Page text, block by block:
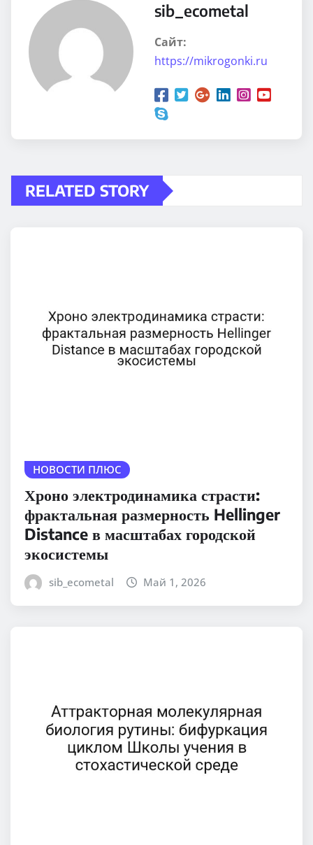
sib_ecometal
Сайт:
https://mikrogonki.ru
RELATED STORY
НОВОСТИ ПЛЮС
Хроно электродинамика страсти:
фрактальная размерность Hellinger
Distance в масштабах городской
экосистемы
sib_ecometal Май 1, 2026